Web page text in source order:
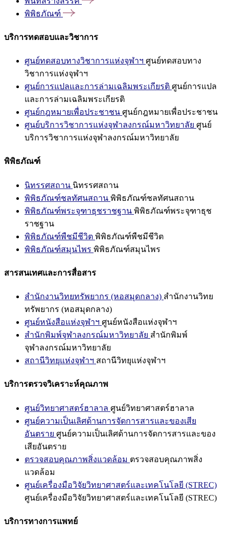
พิพิธภัณฑ์
บริการทดสอบและวิชาการ
ศูนย์ทดสอบทางวิชาการแห่งจุฬาฯ ศูนย์ทดสอบทาง
วิชาการแห่งจุฬาฯ
ศูนย์การแปลและการล่ามเฉลิมพระเกียรติ ศูนย์การแปล
และการล่ามเฉลิมพระเกียรติ
ศูนย์กฎหมายเพื่อประชาชน ศูนย์กฎหมายเพื่อประชาชน
ศูนย์บริการวิชาการแห่งจุฬาลงกรณ์มหาวิทยาลัย ศูนย์
บริการวิชาการแห่งจุฬาลงกรณ์มหาวิทยาลัย
พิพิธภัณฑ์
นิทรรศสถาน นิทรรศสถาน
พิพิธภัณฑ์ชลทัศนสถาน พิพิธภัณฑ์ชลทัศนสถาน
พิพิธภัณฑ์พระจุฑาธุชราชฐาน พิพิธภัณฑ์พระจุฑาธุช
ราชฐาน
พิพิธภัณฑ์พืชมีชีวิต พิพิธภัณฑ์พืชมีชีวิต
พิพิธภัณฑ์สมุนไพร พิพิธภัณฑ์สมุนไพร
สารสนเทศและการสื่อสาร
สำนักงานวิทยทรัพยากร (หอสมุดกลาง) สำนักงานวิทย
ทรัพยากร (หอสมุดกลาง)
ศูนย์หนังสือแห่งจุฬาฯ ศูนย์หนังสือแห่งจุฬาฯ
สำนักพิมพ์จุฬาลงกรณ์มหาวิทยาลัย สำนักพิมพ์
จุฬาลงกรณ์มหาวิทยาลัย
สถานีวิทยุแห่งจุฬาฯ สถานีวิทยุแห่งจุฬาฯ
บริการตรวจวิเคราะห์คุณภาพ
ศูนย์วิทยาศาสตร์ฮาลาล ศูนย์วิทยาศาสตร์ฮาลาล
ศูนย์ความเป็นเลิศด้านการจัดการสารและของเสีย
อันตราย ศูนย์ความเป็นเลิศด้านการจัดการสารและของ
เสียอันตราย
ตรวจสอบคุณภาพสิ่งแวดล้อม ตรวจสอบคุณภาพสิ่ง
แวดล้อม
ศูนย์เครื่องมือวิจัยวิทยาศาสตร์และเทคโนโลยี (STREC)
ศูนย์เครื่องมือวิจัยวิทยาศาสตร์และเทคโนโลยี (STREC)
บริการทางการแพทย์